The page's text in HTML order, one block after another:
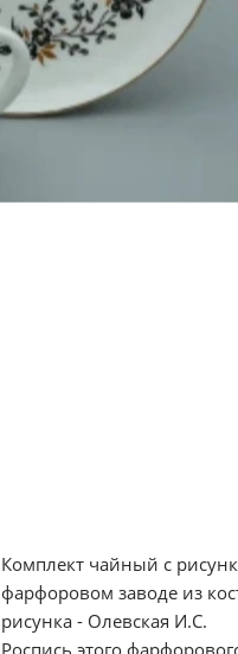
Комплект чайный с
фарфоровом заводе из
рисунка - Олевская И.С.
Роспись этого